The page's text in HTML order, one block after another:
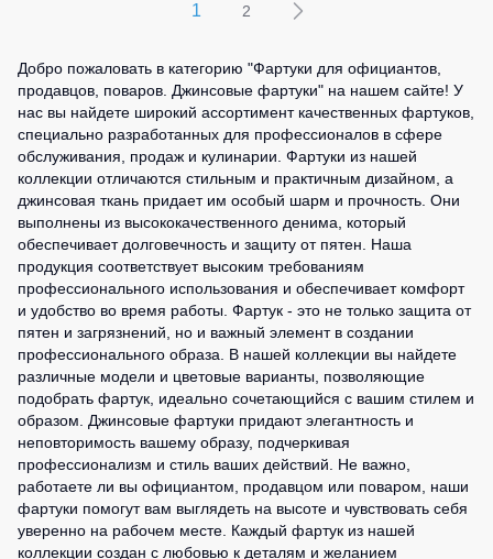
1 2
Добро пожаловать в категорию "Фартуки для официантов,
продавцов, поваров. Джинсовые фартуки" на нашем сайте! У
нас вы найдете широкий ассортимент качественных фартуков,
специально разработанных для профессионалов в сфере
обслуживания, продаж и кулинарии. Фартуки из нашей
коллекции отличаются стильным и практичным дизайном, а
джинсовая ткань придает им особый шарм и прочность. Они
выполнены из высококачественного денима, который
обеспечивает долговечность и защиту от пятен. Наша
продукция соответствует высоким требованиям
профессионального использования и обеспечивает комфорт
и удобство во время работы. Фартук - это не только защита от
пятен и загрязнений, но и важный элемент в создании
профессионального образа. В нашей коллекции вы найдете
различные модели и цветовые варианты, позволяющие
подобрать фартук, идеально сочетающийся с вашим стилем и
образом. Джинсовые фартуки придают элегантность и
неповторимость вашему образу, подчеркивая
профессионализм и стиль ваших действий. Не важно,
работаете ли вы официантом, продавцом или поваром, наши
фартуки помогут вам выглядеть на высоте и чувствовать себя
уверенно на рабочем месте. Каждый фартук из нашей
коллекции создан с любовью к деталям и желанием